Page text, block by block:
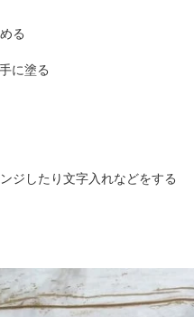
る
に塗る
ジしたり文字入れなどをする